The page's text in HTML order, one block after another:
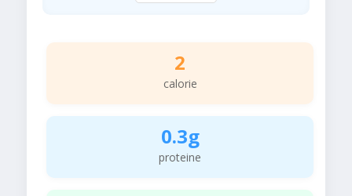
2
calorie
0.3g
proteine